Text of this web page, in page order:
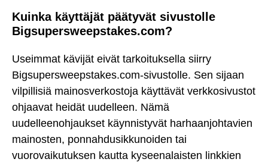
Kuinka käyttäjät päätyvät sivustolle
Bigsupersweepstakes.com?
Useimmat kävijät eivät tarkoituksella siirry
Bigsupersweepstakes.com-sivustolle. Sen sijaan
vilpillisiä mainosverkostoja käyttävät verkkosivustot
ohjaavat heidät uudelleen. Nämä
uudelleenohjaukset käynnistyvät harhaanjohtavien
mainosten, ponnahdusikkunoiden tai
vuorovaikutuksen kautta kyseenalaisten linkkien